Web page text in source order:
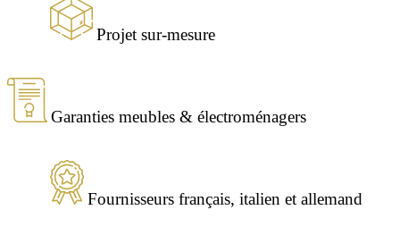
Projet sur-mesure
Garanties meubles & électroménagers
Fournisseurs français, italien et allemand